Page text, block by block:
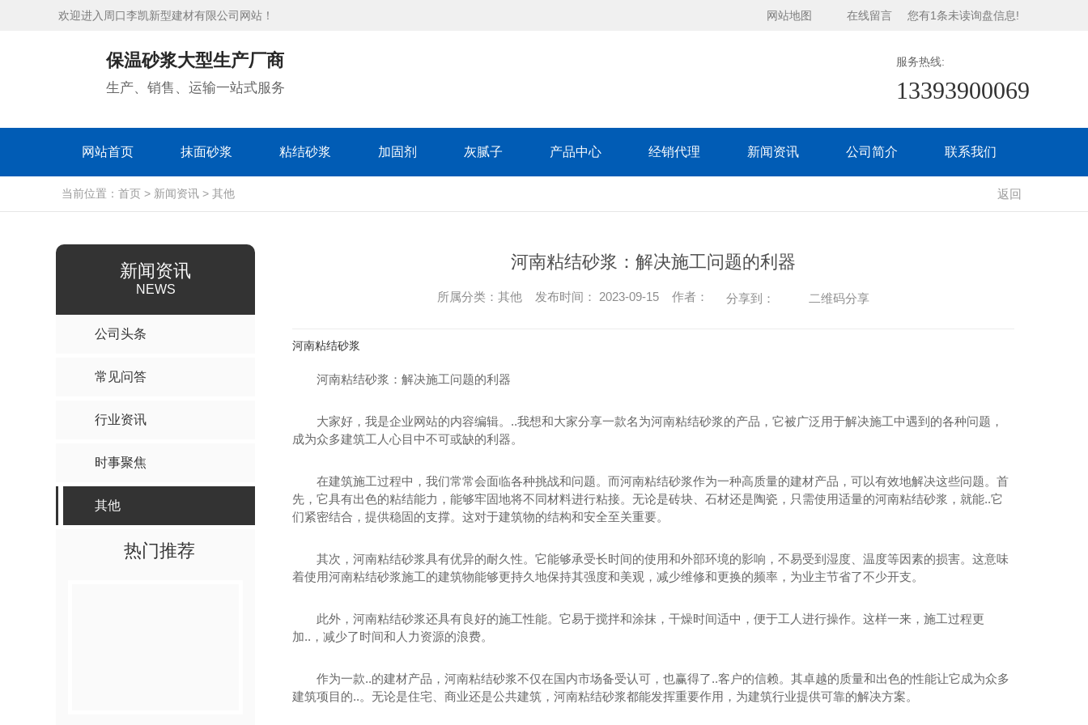
欢迎进入周口李凯新型建材有限公司网站！ 网站地图 在线留言 您有1条未读询盘信息!
保温砂浆大型生产厂商
生产、销售、运输一站式服务
服务热线:
13393900069
网站首页 抹面砂浆 粘结砂浆 加固剂 灰腻子 产品中心 经销代理 新闻资讯 公司简介 联系我们
当前位置： 首页 > 新闻资讯 > 其他 返回
新闻资讯
NEWS
公司头条
常见问答
行业资讯
时事聚焦
其他
热门推荐
河南粘结砂浆：解决施工问题的利器
所属分类：其他 发布时间： 2023-09-15 作者： 分享到： 二维码分享
河南粘结砂浆
河南粘结砂浆：解决施工问题的利器
大家好，我是企业网站的内容编辑。..我想和大家分享一款名为河南粘结砂浆的产品，它被广泛用于解决施工中遇到的各种问题，
成为众多建筑工人心目中不可或缺的利器。
在建筑施工过程中，我们常常会面临各种挑战和问题。而河南粘结砂浆作为一种高质量的建材产品，可以有效地解决这些问题。首
先，它具有出色的粘结能力，能够牢固地将不同材料进行粘接。无论是砖块、石材还是陶瓷，只需使用适量的河南粘结砂浆，就能..它
们紧密结合，提供稳固的支撑。这对于建筑物的结构和安全至关重要。
其次，河南粘结砂浆具有优异的耐久性。它能够承受长时间的使用和外部环境的影响，不易受到湿度、温度等因素的损害。这意味
着使用河南粘结砂浆施工的建筑物能够更持久地保持其强度和美观，减少维修和更换的频率，为业主节省了不少开支。
此外，河南粘结砂浆还具有良好的施工性能。它易于搅拌和涂抹，干燥时间适中，便于工人进行操作。这样一来，施工过程更
加..，减少了时间和人力资源的浪费。
作为一款..的建材产品，河南粘结砂浆不仅在国内市场备受认可，也赢得了..客户的信赖。其卓越的质量和出色的性能让它成为众多
建筑项目的..。无论是住宅、商业还是公共建筑，河南粘结砂浆都能发挥重要作用，为建筑行业提供可靠的解决方案。